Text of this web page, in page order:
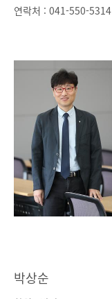
연락처 : 041-550-5314
박상순